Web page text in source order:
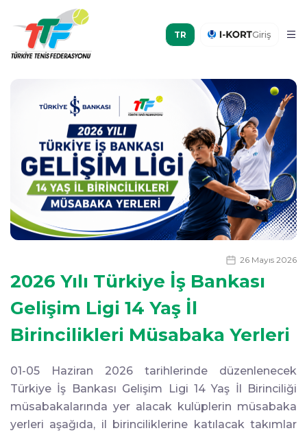
Giriş
26 Mayıs 2026
2026 Yılı Türkiye İş Bankası
Gelişim Ligi 14 Yaş İl
Birincilikleri Müsabaka Yerleri
01-05 Haziran 2026 tarihlerinde düzenlenecek
Türkiye İş Bankası Gelişim Ligi 14 Yaş İl Birinciliği
müsabakalarında yer alacak kulüplerin müsabaka
yerleri aşağıda, il birinciliklerine katılacak takımlar